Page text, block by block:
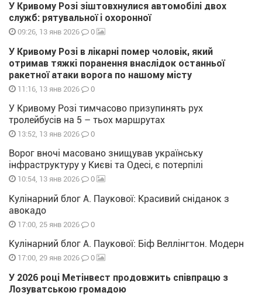
У Кривому Розі зіштовхнулися автомобілі двох
служб: рятувальної і охоронної
09:26, 13 янв 2026 0
У Кривому Розі в лікарні помер чоловік, який
отримав тяжкі поранення внаслідок останньої
ракетної атаки ворога по нашому місту
11:16, 13 янв 2026 0
У Кривому Розі тимчасово призупинять рух
тролейбусів на 5 – тьох маршрутах
13:52, 13 янв 2026 0
Ворог вночі масовано знищував українську
інфраструктуру у Києві та Одесі, є потерпілі
10:54, 13 янв 2026 0
Кулінарний блог А. Паукової: Красивий сніданок з
авокадо
17:00, 25 янв 2026 0
Кулінарний блог А. Паукової: Біф Веллінгтон. Модерн
17:00, 29 янв 2026 0
У 2026 році Метінвест продовжить співпрацю з
Лозуватською громадою